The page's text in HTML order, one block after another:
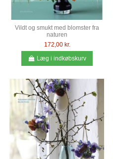
Vildt og smukt med blomster fra
naturen
172,00 kr.
Læg i indkøbskurv